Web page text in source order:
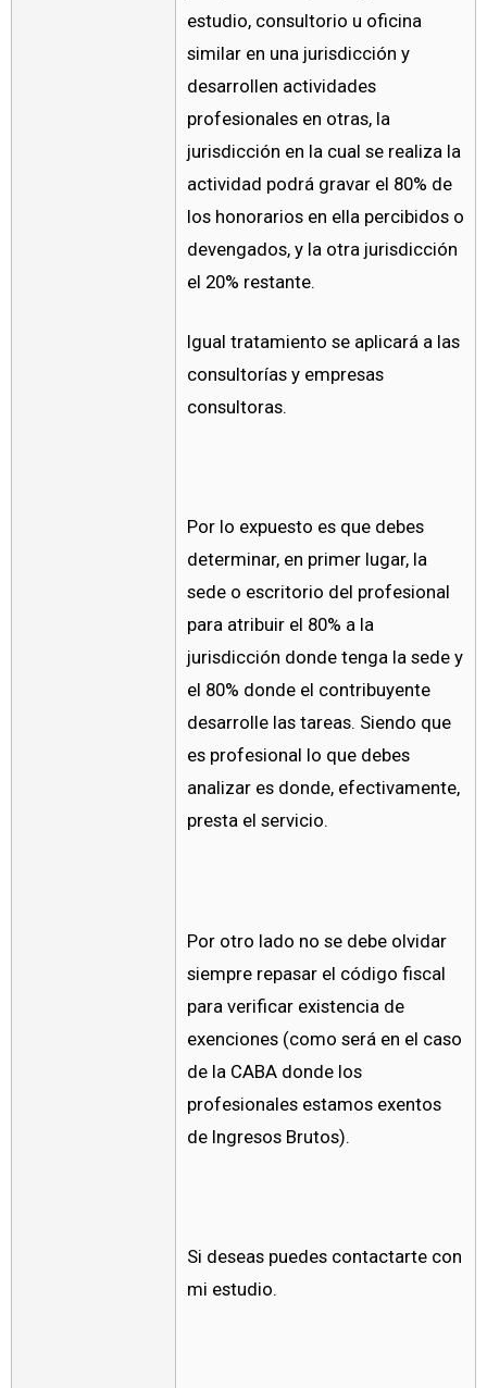
estudio, consultorio u oficina
similar en una jurisdicción y
desarrollen actividades
profesionales en otras, la
jurisdicción en la cual se realiza la
actividad podrá gravar el 80% de
los honorarios en ella percibidos o
devengados, y la otra jurisdicción
el 20% restante.
Igual tratamiento se aplicará a las
consultorías y empresas
consultoras.
Por lo expuesto es que debes
determinar, en primer lugar, la
sede o escritorio del profesional
para atribuir el 80% a la
jurisdicción donde tenga la sede y
el 80% donde el contribuyente
desarrolle las tareas. Siendo que
es profesional lo que debes
analizar es donde, efectivamente,
presta el servicio.
Por otro lado no se debe olvidar
siempre repasar el código fiscal
para verificar existencia de
exenciones (como será en el caso
de la CABA donde los
profesionales estamos exentos
de Ingresos Brutos).
Si deseas puedes contactarte con
mi estudio.